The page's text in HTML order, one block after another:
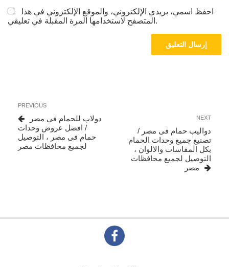
احفظ اسمي، بريدي الإلكتروني، والموقع الإلكتروني في هذا
المتصفح لاستخدامها المرة المقبلة في تعليقي.
المقالات
Previous
Post
PREVIOUS
دولاب للحمام فى مصر
/ افضل عروض وحدات
حمام فى مصر ، التوصيل
لجميع محافظات مصر
Next
NEXT
دواليب حمام فى مصر /
تصنيع جميع وحدات الحمام
بكل المقاسات والالوان ،
التوصيل لجميع محافظات
مصر